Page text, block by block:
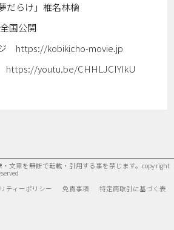
だらけ」椎名林檎
国公開
https://kobikicho-movie.jp
https://youtu.be/CHHLJCIYIkU
文章を無断で転載・引用する事を禁じます。 copy right
ティーポリシー 免責事項
特定商取引に基づく表